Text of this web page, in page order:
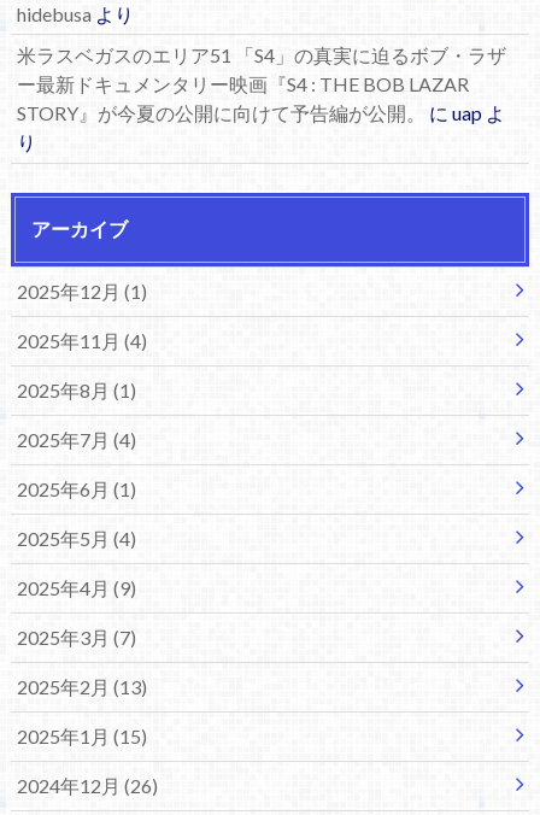
hidebusaより
米ラスベガスのエリア51 「S4」の真実に迫るボブ・ラザ
ー最新ドキュメンタリー映画『S4 : THE BOB LAZAR
STORY』が今夏の公開に向けて予告編が公開。
に uapよ
り
アーカイブ
2025年12月 (1)
2025年11月 (4)
2025年8月 (1)
2025年7月 (4)
2025年6月 (1)
2025年5月 (4)
2025年4月 (9)
2025年3月 (7)
2025年2月 (13)
2025年1月 (15)
2024年12月 (26)